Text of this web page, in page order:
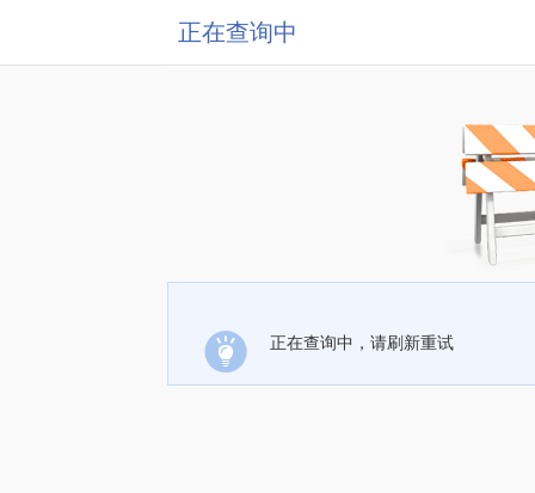
正在查询中
正在查询中，请刷新重试